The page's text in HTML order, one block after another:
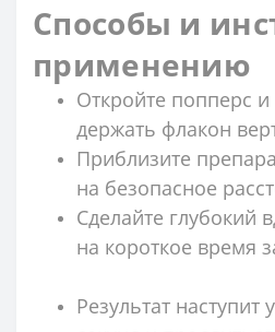
Способы и
применению
Откройте попперс и
держать флакон
Приблизите
на безопасное
Сделайте глубокий
на короткое время
Результат наступит